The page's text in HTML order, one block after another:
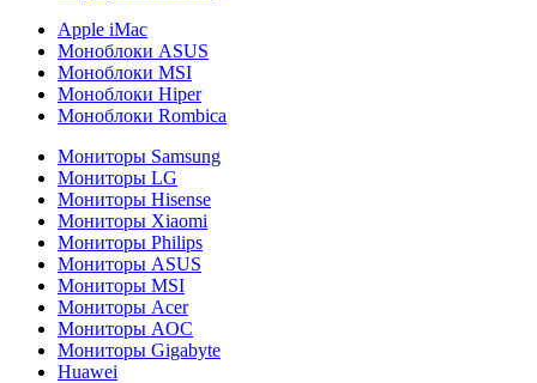
Apple iMac
Моноблоки ASUS
Моноблоки MSI
Моноблоки Hiper
Моноблоки Rombica
Мониторы Samsung
Мониторы LG
Мониторы Hisense
Мониторы Xiaomi
Мониторы Philips
Мониторы ASUS
Мониторы MSI
Мониторы Acer
Мониторы AOC
Мониторы Gigabyte
Huawei